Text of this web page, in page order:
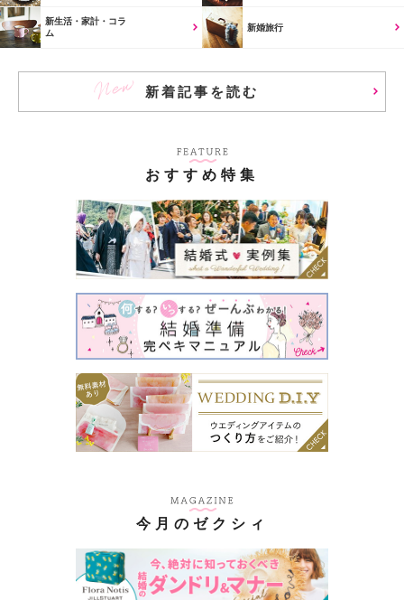
新生活・家計・コラ
ム
新婚旅行
新着記事を読む
おすすめ特集
今月のゼクシィ